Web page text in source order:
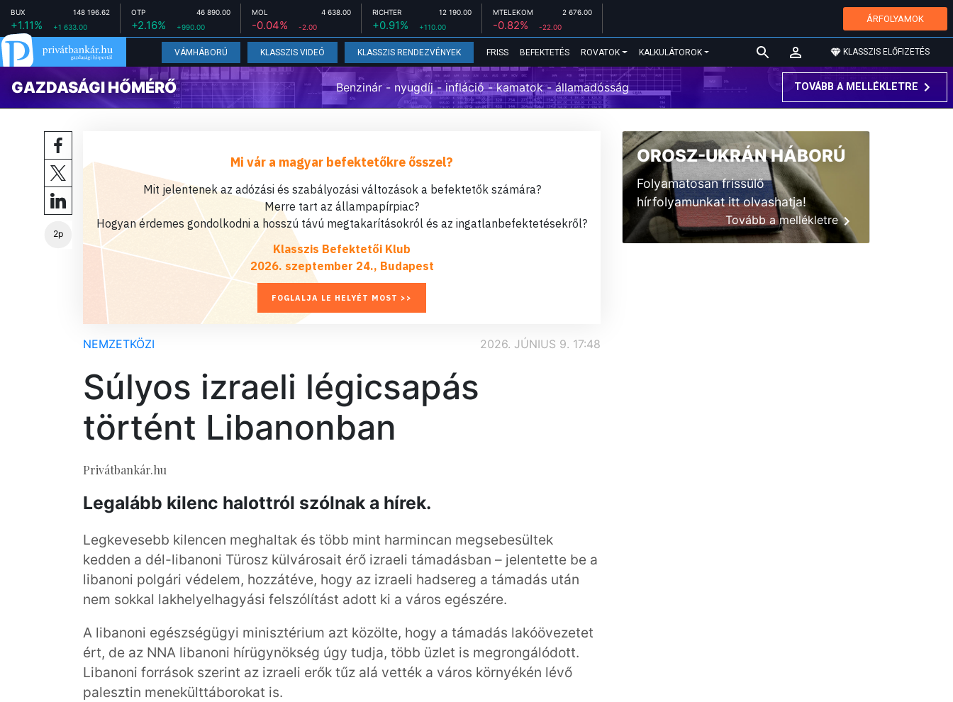
BUX 148 196.62
+1.11% +1 633.00
OTP 46 890.00
+2.16% +990.00
MOL 4 638.00
-0.04% -2.00
RICHTER 12 190.00
+0.91% +110.00
MTELEKOM 2 676.00
-0.82% -22.00
ÁRFOLYAMOK
VÁMHÁBORÚ KLASSZIS VIDEÓ KLASSZIS RENDEZVÉNYEK FRISS BEFEKTETÉS ROVATOK KALKULÁTOROK KLASSZIS ELŐFIZETÉS
GAZDASÁGI HŐMÉRŐ Benzinár - nyugdíj - infláció - kamatok - államadósság TOVÁBB A MELLÉKLETRE
2p
Mi vár a magyar befektetőkre ősszel?
Mit jelentenek az adózási és szabályozási változások a befektetők számára?
Merre tart az állampapírpiac?
Hogyan érdemes gondolkodni a hosszú távú megtakarításokról és az ingatlanbefektetésekről?
Klasszis Befektetői Klub
2026. szeptember 24., Budapest
FOGLALJA LE HELYÉT MOST >>
NEMZETKÖZI 2026. JÚNIUS 9. 17:48
Súlyos izraeli légicsapás
történt Libanonban
Privátbankár.hu
Legalább kilenc halottról szólnak a hírek.
Legkevesebb kilencen meghaltak és több mint harmincan megsebesültek
kedden a dél-libanoni Türosz külvárosait érő izraeli támadásban – jelentette be a
libanoni polgári védelem, hozzátéve, hogy az izraeli hadsereg a támadás után
nem sokkal lakhelyelhagyási felszólítást adott ki a város egészére.
A libanoni egészségügyi minisztérium azt közölte, hogy a támadás lakóövezetet
ért, de az NNA libanoni hírügynökség úgy tudja, több üzlet is megrongálódott.
Libanoni források szerint az izraeli erők tűz alá vették a város környékén lévő
palesztin menekülttáborokat is.
OROSZ-UKRÁN HÁBORÚ
Folyamatosan frissülő
hírfolyamunkat itt olvashatja!
Tovább a mellékletre